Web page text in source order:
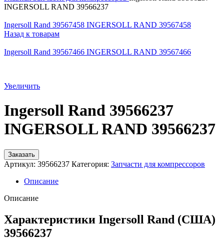
INGERSOLL RAND 39566237
Ingersoll Rand 39567458 INGERSOLL RAND 39567458
Назад к товарам
Ingersoll Rand 39567466 INGERSOLL RAND 39567466
Увеличить
Ingersoll Rand 39566237
INGERSOLL RAND 39566237
Заказать
Артикул: 39566237 Категория: Запчасти для компрессоров
Описание
Описание
Характеристики Ingersoll Rand (США)
39566237